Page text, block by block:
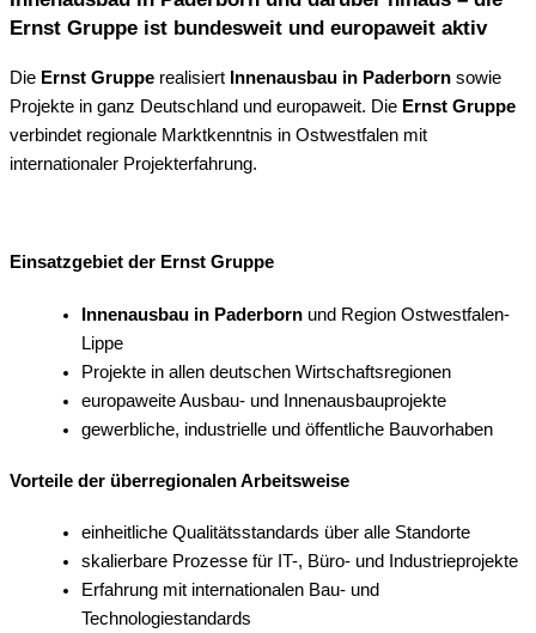
Ernst Gruppe ist bundesweit und europaweit aktiv
Die Ernst Gruppe realisiert Innenausbau in Paderborn sowie
Projekte in ganz Deutschland und europaweit. Die Ernst Gruppe
verbindet regionale Marktkenntnis in Ostwestfalen mit
internationaler Projekterfahrung.
Einsatzgebiet der Ernst Gruppe
Innenausbau in Paderborn und Region Ostwestfalen-
Lippe
Projekte in allen deutschen Wirtschaftsregionen
europaweite Ausbau- und Innenausbauprojekte
gewerbliche, industrielle und öffentliche Bauvorhaben
Vorteile der überregionalen Arbeitsweise
einheitliche Qualitätsstandards über alle Standorte
skalierbare Prozesse für IT-, Büro- und Industrieprojekte
Erfahrung mit internationalen Bau- und
Technologiestandards